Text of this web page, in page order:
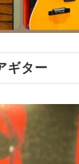
ギター